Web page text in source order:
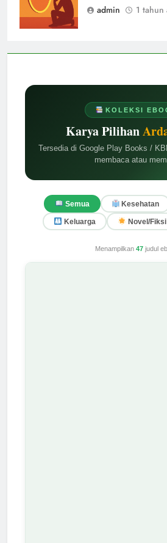
KOLEKSI
Karya Pilihan
Tersedia di Google Play Books /
membaca atau
Semua Kesehatan
Keluarga Novel/Fiksi
Menampilkan 47judul
admin
1 tahun